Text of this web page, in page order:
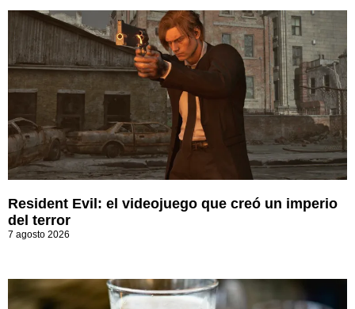
Resident Evil: el videojuego que creó un imperio
del terror
7 agosto 2026